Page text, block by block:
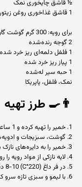
½ قاشق چایخوری نمک
1 قاشق غذاخوری روغن زیتون
برای رویه: 300 گرم گوشت گاو چرخ‌کرده
2 گوجه رنده‌شده
1 فلفل دلمه‌ای ریز خرد شده
1 پیاز ریز خرد شده
1 حبه سیر له‌شده
نمک، فلفل، پاپریکا
👨‍🍳 طرز تهیه
1. خمیر را تهیه کرده و 1 ساعت استراحت دهید.
2. گوشت، سبزیجات و ادویه‌ها را مخلوط کنید.
3. خمیر را به دایره‌های نازک باز کنید.
4. لایه نازکی از مواد رویه را روی هر نان بمالید.
5. در فر داغ (220°C) 8-10 دقیقه بپزید.
6. با لیمو و سبزی تازه سرو کنید.